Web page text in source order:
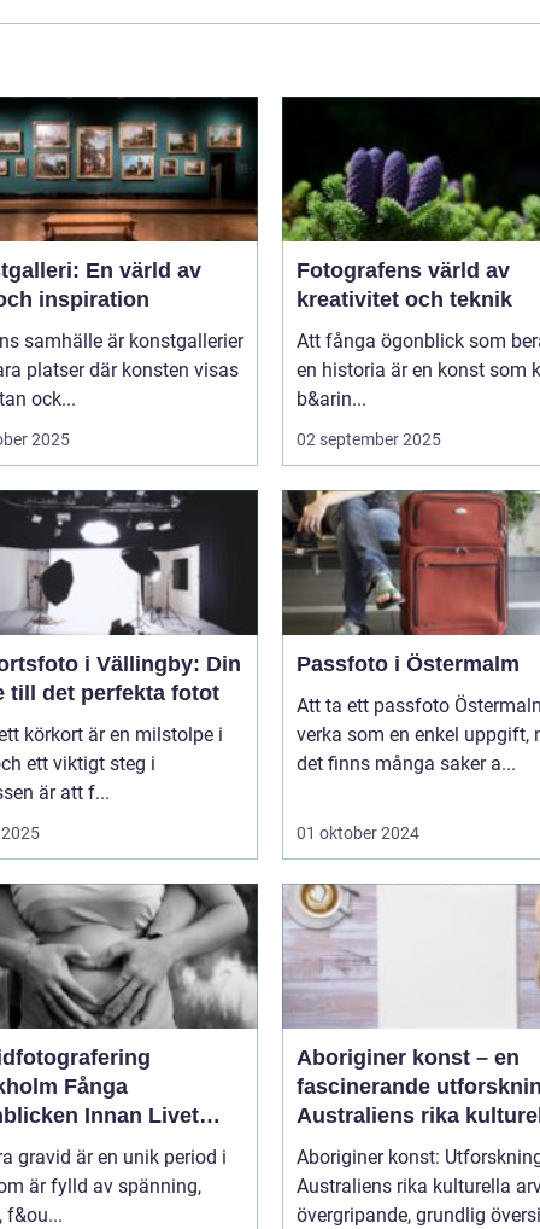
En värld av
inspiration
samhälle är konstgallerier
platser där konsten visas
ock...
2025
Fotografens värld av
kreativitet och teknik
Att fånga ögonblick som
en historia är en konst som
b&arin...
02 september 2025
i Vällingby: Din
till det perfekta fotot
körkort är en milstolpe i
ett viktigt steg i
är att f...
Passfoto i Östermalm
Att ta ett passfoto
verka som en enkel uppgift,
det finns många saker a...
01 oktober 2024
Fånga
Innan Livet
gravid är en unik period i
är fylld av spänning,
f&ou...
Aboriginer konst – en
fascinerande
Australiens rika
arv
Aboriginer konst:
Australiens rika kulturella arv
övergripande, grundlig